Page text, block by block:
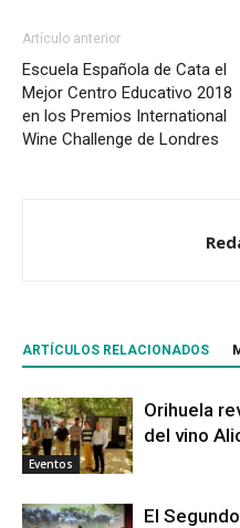
Artículo anterior
Escuela Española de Cata el
Mejor Centro Educativo 2018
en los Premios International
Wine Challenge de Londres
ARTÍCULOS RELACIONADOS
Eventos
Orihuela
del vino
El